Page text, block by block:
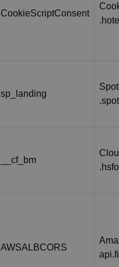
CookieScriptConsent
sp_landing
__cf_bm
AWSALBCORS